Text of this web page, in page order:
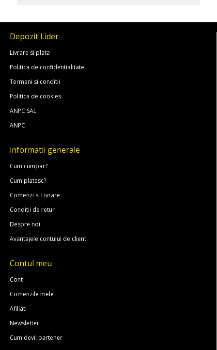
Depozit Lider
Livrare si plata
Politica de confidentialitate
Termeni si conditii
Politica de cookies
ANPC SAL
ANPC
informatii generale
Cum cumpar?
Cum platesc?
Comenzi si Livrare
Conditii de retur
Despre noi
Avantajele contului de client
Contul meu
Cont
Comenzile mele
Afiliati
Newsletter
Cum devii partener